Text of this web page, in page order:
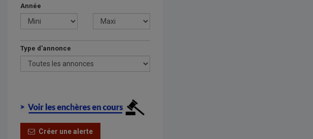
Année
Type d'annonce
Créer une alerte